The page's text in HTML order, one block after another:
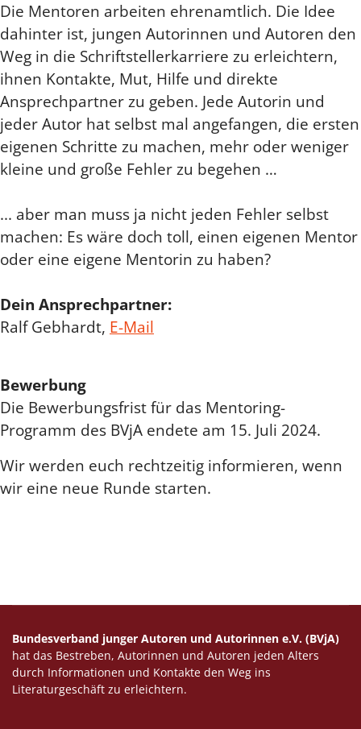
Die Mentoren arbeiten ehrenamtlich. Die Idee
dahinter ist, jungen Autorinnen und Autoren den
Weg in die Schriftstellerkarriere zu erleichtern,
ihnen Kontakte, Mut, Hilfe und direkte
Ansprechpartner zu geben. Jede Autorin und
jeder Autor hat selbst mal angefangen, die ersten
eigenen Schritte zu machen, mehr oder weniger
kleine und große Fehler zu begehen …
... aber man muss ja nicht jeden Fehler selbst
machen: Es wäre doch toll, einen eigenen Mentor
oder eine eigene Mentorin zu haben?
Dein Ansprechpartner:
Ralf Gebhardt, E-Mail
Bewerbung
Die Bewerbungsfrist für das Mentoring-
Programm des BVjA endete am 15. Juli 2024.
Wir werden euch rechtzeitig informieren, wenn
wir eine neue Runde starten.
Bundesverband junger Autoren und Autorinnen e.V. (BVjA)
hat das Bestreben, Autorinnen und Autoren jeden Alters
durch Informationen und Kontakte den Weg ins
Literaturgeschäft zu erleichtern.